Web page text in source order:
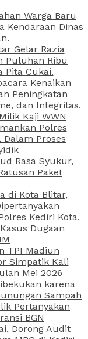
Warga Baru
Kendaraan Dinas
Gelar Razia
Puluhan Ribu
Pita Cukai.
Kenaikan
Peningkatan
dan Integritas.
Kaji WWN
Polres
Proses
Rasa Syukur,
Paket
di Kota Blitar,
Kediri Kota,
Dugaan
TPI Madiun
Simpatik Kali
Mei 2026
karena
Sampah
Pertanyakan
BGN
Dorong Audit